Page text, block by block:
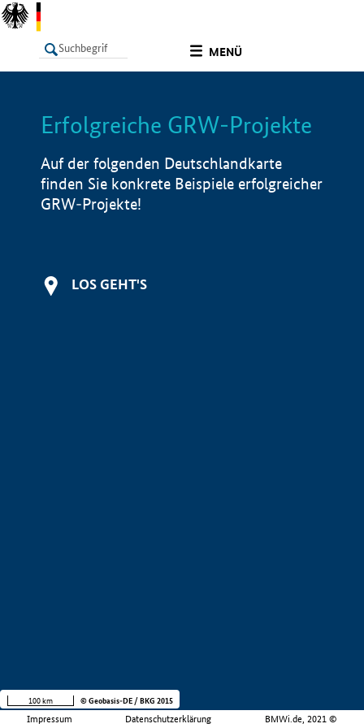
MENÜ
LISTE Info
Erfolgreiche GRW-Projekte
Auf der folgenden Deutschlandkarte
finden Sie konkrete Beispiele erfolgreicher
GRW-Projekte!
LOS GEHT'S
Impressum Datenschutzerklärung BMWi.de, 2021 ©
100 km © Geobasis-DE / BKG 2015